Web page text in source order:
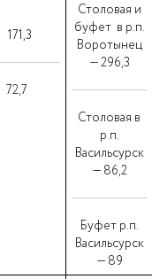
171,3
72,7
Столовая и
буфет в р.п.
Воротынец
— 296,3
Столовая в
р.п.
Васильсурск
— 86,2
Буфет р.п.
Васильсурск
— 89